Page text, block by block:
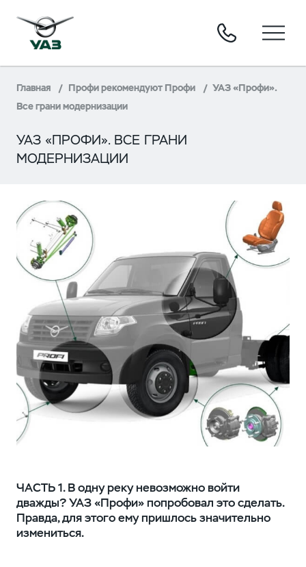
Главная Профи рекомендуют Профи
УАЗ «Профи».
Все грани модернизации
УАЗ «ПРОФИ». ВСЕ ГРАНИ
МОДЕРНИЗАЦИИ
ЧАСТЬ 1. В одну реку невозможно войти
дважды? УАЗ «Профи» попробовал это сделать.
Правда, для этого ему пришлось значительно
измениться.